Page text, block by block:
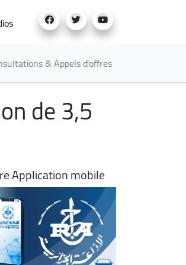
& Appels d'offres
de 3,5
Application mobile